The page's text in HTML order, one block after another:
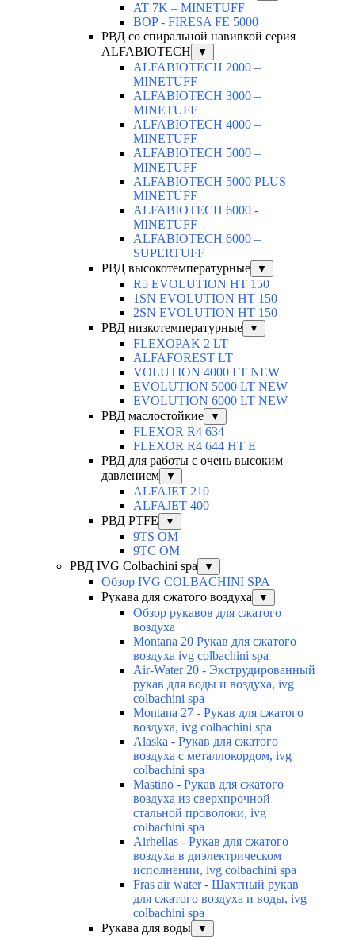
AT 7K – MINETUFF
BOP - FIRESA FE 5000
РВД со спиральной навивкой серия
ALFABIOTECH
▼
ALFABIOTECH 2000 –
MINETUFF
ALFABIOTECH 3000 –
MINETUFF
ALFABIOTECH 4000 –
MINETUFF
ALFABIOTECH 5000 –
MINETUFF
ALFABIOTECH 5000 PLUS –
MINETUFF
ALFABIOTECH 6000 -
MINETUFF
ALFABIOTECH 6000 –
SUPERTUFF
РВД высокотемпературные
▼
R5 EVOLUTION HT 150
1SN EVOLUTION HT 150
2SN EVOLUTION HT 150
РВД низкотемпературные
▼
FLEXOPAK 2 LT
ALFAFOREST LT
VOLUTION 4000 LT NEW
EVOLUTION 5000 LT NEW
EVOLUTION 6000 LT NEW
РВД маслостойкие
▼
FLEXOR R4 634
FLEXOR R4 644 HT E
РВД для работы с очень высоким
давлением
▼
ALFAJET 210
ALFAJET 400
РВД PTFE
▼
9TS OM
9TC OM
РВД IVG Colbachini spa
▼
Обзор IVG COLBACHINI SPA
Рукава для сжатого воздуха
▼
Обзор рукавов для сжатого
воздуха
Montana 20 Рукав для сжатого
воздуха ivg colbachini spa
Air-Water 20 - Экструдированный
рукав для воды и воздуха, ivg
colbachini spa
Montana 27 - Рукав для сжатого
воздуха, ivg colbachini spa
Alaska - Рукав для сжатого
воздуха с металлокордом, ivg
colbachini spa
Mastino - Рукав для сжатого
воздуха из сверхпрочной
стальной проволоки, ivg
colbachini spa
Airhellas - Рукав для сжатого
воздуха в диэлектрическом
исполнении, ivg colbachini spa
Fras air water - Шахтный рукав
для сжатого воздуха и воды, ivg
colbachini spa
Рукава для воды
▼